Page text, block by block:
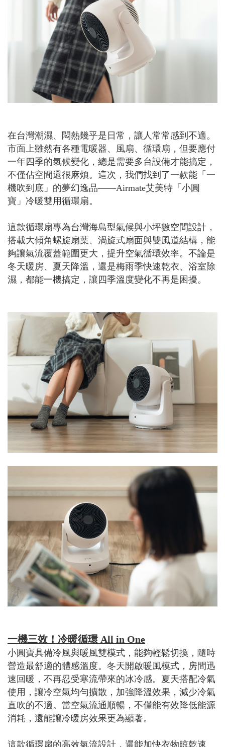
在台灣潮濕、悶熱幾乎是日常，讓人常常感到不適。
市面上雖然有各種電暖器、風扇、循環扇，但要應付
一年四季的氣候變化，總是需要多台設備才能搞定，
不僅佔空間還很麻煩。這次，我們找到了一款能「一
機吹到底」的夢幻逸品——Airmate艾美特「小圓
寶」冷暖雙用循環扇。
這款循環扇專為台灣海島型氣候與小坪數空間設計，
搭載大傾角螺旋扇葉、渦旋式扇面與雙風道結構，能
夠讓氣流覆蓋範圍更大，提升空氣循環效率。不論是
冬天暖房、夏天降溫，還是梅雨季快速乾衣、浴室除
濕，都能一機搞定，讓四季溫度變化不再是困擾。
一機三效！冷暖循環 All in One
小圓寶具備冷風與暖風雙模式，能夠輕鬆切換，隨時
營造最舒適的體感溫度。冬天開啟暖風模式，房間迅
速回暖，不再忍受寒流帶來的冰冷感。夏天搭配冷氣
使用，讓冷空氣均勻擴散，加強降溫效果，減少冷氣
直吹的不適。當空氣流通順暢，不僅能有效降低能源
消耗，還能讓冷暖房效果更為顯著。
這款循環扇的高效氣流設計，還能加快衣物晾乾速